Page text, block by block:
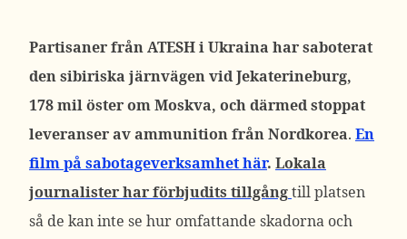
Partisaner från ATESH i Ukraina har saboterat
den sibiriska järnvägen vid Jekaterineburg,
178 mil öster om Moskva, och därmed stoppat
leveranser av ammunition från Nordkorea. En
film på sabotageverksamhet här. Lokala
journalister har förbjudits tillgångtill platsen
så de kan inte se hur omfattande skadorna och